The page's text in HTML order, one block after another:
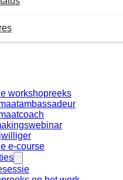
workshopreeks
e-course